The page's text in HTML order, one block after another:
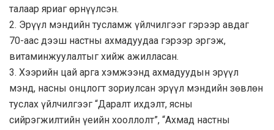
талаар яриаг өрнүүлсэн.
2. Эрүүл мэндийн тусламж үйлчилгээг гэрээр авдаг
70-аас дээш настны ахмадуудаа гэрээр эргэж,
витаминжуулалтыг хийж ажилласан.
3. Хээрийн цай арга хэмжээнд ахмадуудын эрүүл
мэнд, насны онцлогт зориулсан эрүүл мэндийн зөвлөн
туслах үйлчилгээг “Даралт ихдэлт, ясны
сийрэгжилтийн үеийн хооллолт”, “Ахмад настны